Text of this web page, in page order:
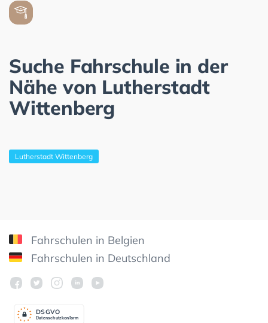
Suche Fahrschule in der
Nähe von Lutherstadt
Wittenberg
Lutherstadt Wittenberg
Fahrschulen in Belgien
Fahrschulen in Deutschland
Datenschutzkonform
DSGVO